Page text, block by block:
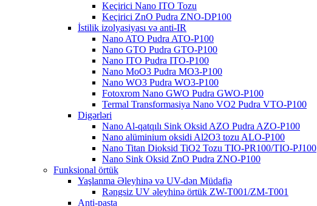
Keçirici Nano ITO Tozu
Keçirici ZnO Pudra ZNO-DP100
İstilik izolyasiyası və anti-IR
Nano ATO Pudra ATO-P100
Nano GTO Pudra GTO-P100
Nano ITO Pudra ITO-P100
Nano MoO3 Pudra MO3-P100
Nano WO3 Pudra WO3-P100
Fotoxrom Nano GWO Pudra GWO-P100
Termal Transformasiya Nano VO2 Pudra VTO-P100
Digərləri
Nano Al-qatqılı Sink Oksid AZO Pudra AZO-P100
Nano alüminium oksidi Al2O3 tozu ALO-P100
Nano Titan Dioksid TiO2 Tozu TIO-PR100/TIO-PJ100
Nano Sink Oksid ZnO Pudra ZNO-P100
Funksional örtük
Yaşlanma Əleyhinə və UV-dən Müdafiə
Rəngsiz UV əleyhinə örtük ZW-T001/ZM-T001
Anti-pasta